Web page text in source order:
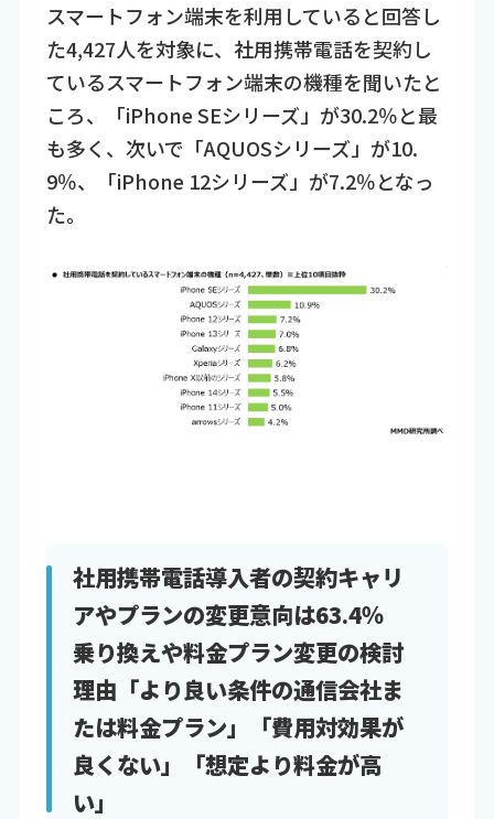
スマートフォン端末を利用していると回答し
た4,427人を対象に、社用携帯電話を契約し
ているスマートフォン端末の機種を聞いたと
ころ、「iPhone SEシリーズ」が30.2％と最
も多く、次いで「AQUOSシリーズ」が10.
9％、「iPhone 12シリーズ」が7.2％となっ
た。
社用携帯電話導入者の契約キャリ
アやプランの変更意向は63.4％
乗り換えや料金プラン変更の検討
理由「より良い条件の通信会社ま
たは料金プラン」「費用対効果が
良くない」「想定より料金が高
い」